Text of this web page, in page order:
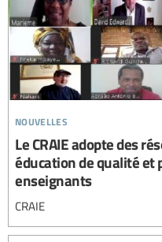
nouvelles
Le CRAIE adopte des
éducation de qualité et
enseignants
CRAIE